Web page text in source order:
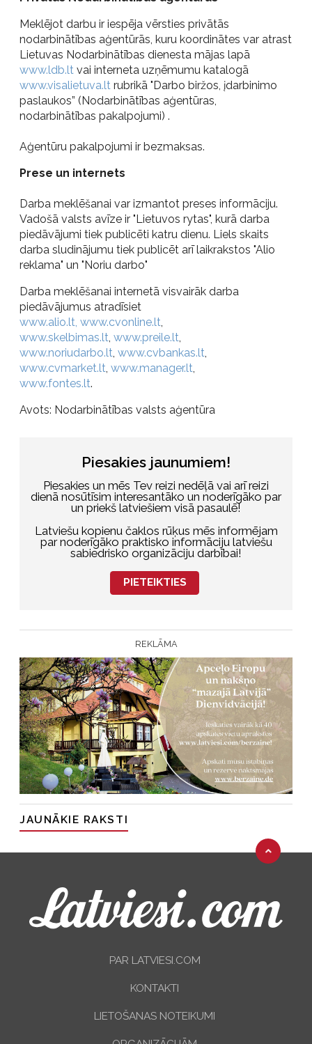
Meklējot darbu ir iespēja vērsties privātās
nodarbinātības aģentūrās, kuru koordinātes var atrast
Lietuvas Nodarbinātības dienesta mājas lapā
www.ldb.lt vai interneta uzņēmumu katalogā
www.visalietuva.lt rubrikā "Darbo biržos, įdarbinimo
paslaukos” (Nodarbinātības aģentūras,
nodarbinātības pakalpojumi) .
Aģentūru pakalpojumi ir bezmaksas.
Prese un internets
Darba meklēšanai var izmantot preses informāciju.
Vadošā valsts avīze ir "Lietuvos rytas", kurā darba
piedāvājumi tiek publicēti katru dienu. Liels skaits
darba sludinājumu tiek publicēt arī laikrakstos "Alio
reklama" un "Noriu darbo"
Darba meklēšanai internetā visvairāk darba
piedāvājumus atradīsiet
www.alio.lt, www.cvonline.lt,
www.skelbimas.lt, www.preile.lt,
www.noriudarbo.lt, www.cvbankas.lt,
www.cvmarket.lt, www.manager.lt,
www.fontes.lt.
Avots: Nodarbinātības valsts aģentūra
Piesakies jaunumiem!
Piesakies un mēs Tev reizi nedēļā vai arī reizi
dienā nosūtīsim interesantāko un noderīgāko par
un priekš latviešiem visā pasaulē!
Latviešu kopienu čaklos rūķus mēs informējam
par noderīgāko praktisko informāciju latviešu
sabiedrisko organizāciju darbībai!
PIETEIKTIES
REKLĀMA
JAUNĀKIE RAKSTI
PAR LATVIESI.COM
KONTAKTI
LIETOŠANAS NOTEIKUMI